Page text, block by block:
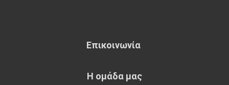
Επικοινωνία
Η ομάδα μας